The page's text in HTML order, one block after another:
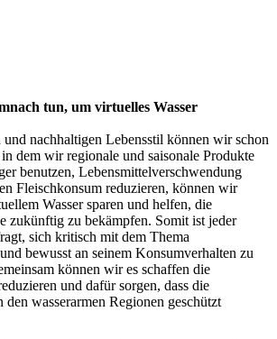
tun, um virtuelles Wasser
nachhaltigen Lebensstil können wir schon
dem wir regionale und saisonale Produkte
benutzen, Lebensmittelverschwendung
Fleischkonsum reduzieren, können wir
Wasser sparen und helfen, die
zukünftig zu bekämpfen. Somit ist jeder
sich kritisch mit dem Thema
bewusst an seinem Konsumverhalten zu
können wir es schaffen die
und dafür sorgen, dass die
den wasserarmen Regionen geschützt